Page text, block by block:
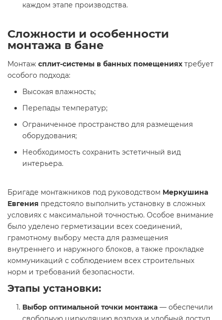
каждом этапе производства.
Сложности и особенности
монтажа в бане
Монтаж сплит-системы в банных помещениях требует
особого подхода:
Высокая влажность;
Перепады температур;
Ограниченное пространство для размещения
оборудования;
Необходимость сохранить эстетичный вид
интерьера.
Бригаде монтажников под руководством Меркушина
Евгения предстояло выполнить установку в сложных
условиях с максимальной точностью. Особое внимание
было уделено герметизации всех соединений,
грамотному выбору места для размещения
внутреннего и наружного блоков, а также прокладке
коммуникаций с соблюдением всех строительных
норм и требований безопасности.
Этапы установки:
Выбор оптимальной точки монтажа — обеспечили